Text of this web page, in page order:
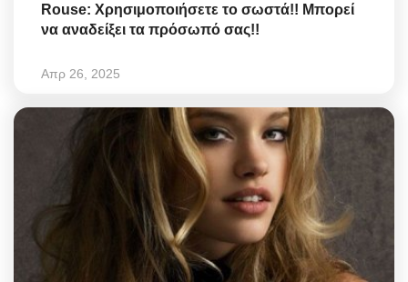
Rouse: Χρησιμοποιήσετε το σωστά!! Μπορεί
να αναδείξει τα πρόσωπό σας!!
Απρ 26, 2025